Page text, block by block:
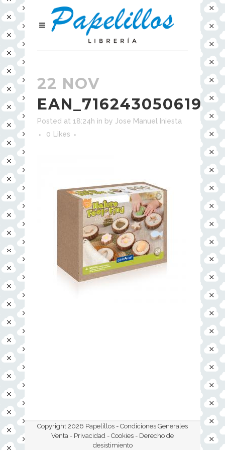
22 NOV
EAN_716243050619
Posted at 18:24h in by Jose Manuel Iniesta
0
Likes
Copyright 2026 Papelillos - Condiciones Generales
Venta - Privacidad - Cookies - Derecho de
desistimiento